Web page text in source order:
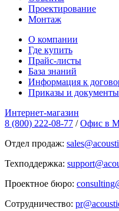
Проектирование
Монтаж
О компании
Где купить
Прайс-листы
База знаний
Информация к
Приказы и документы
Интернет-магазин
8 (800) 222-08-77 / Офис в
Отдел продаж:
Техподдержка:
Проектное бюро:
Сотрудничество: